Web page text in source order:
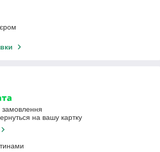
замовлення
на вашу картку